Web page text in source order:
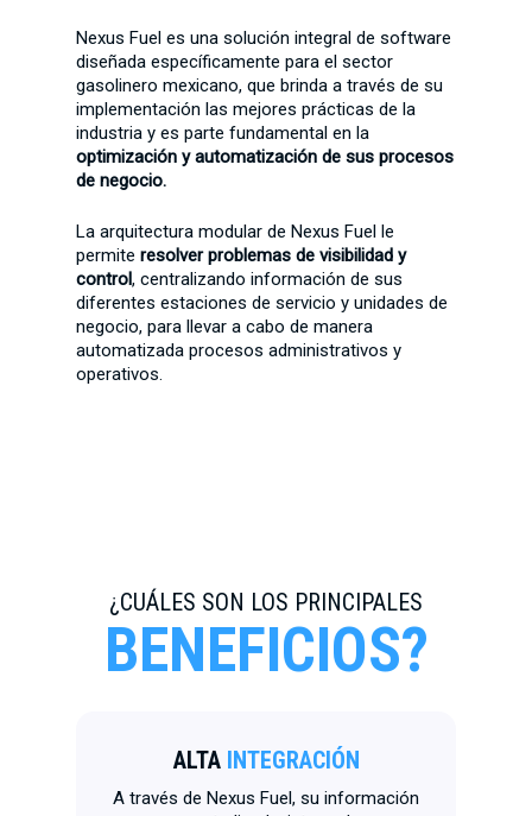
Nexus Fuel es una solución integral de software
diseñada específicamente para el sector
gasolinero mexicano, que brinda a través de su
implementación las mejores prácticas de la
industria y es parte fundamental en la
optimización y automatización de sus procesos
de negocio.
La arquitectura modular de Nexus Fuel le
permiteresolver problemas de visibilidad y
control, centralizando información de sus
diferentes estaciones de servicio y unidades de
negocio, para llevar a cabo de manera
automatizada procesos administrativos y
operativos.
¿CUÁLES SON LOS PRINCIPALES
BENEFICIOS?
ALTA INTEGRACIÓN
A través de Nexus Fuel, su información